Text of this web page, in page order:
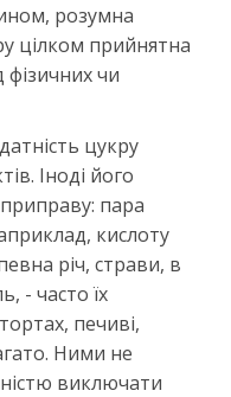
розумна
цілком прийнятна
фізичних чи
цукру
Іноді його
пара
кислоту
річ, страви, в
- часто їх
печиві,
Ними не
виключати